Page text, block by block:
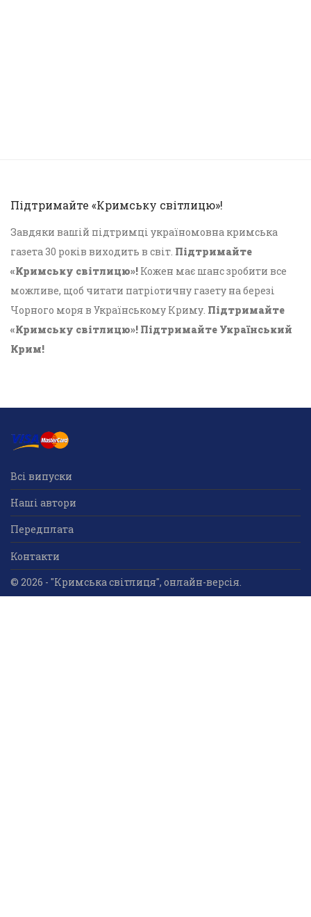
Підтримайте «Кримську світлицю»!
Завдяки вашій підтримці україномовна кримська
газета 30 років виходить в світ. Підтримайте
«Кримську світлицю»! Кожен має шанс зробити все
можливе, щоб читати патріотичну газету на березі
Чорного моря в Українському Криму. Підтримайте
«Кримську світлицю»! Підтримайте Український
Крим!
Всі випуски
Наші автори
Передплата
Контакти
© 2026 - "Кримська світлиця", онлайн-версія.